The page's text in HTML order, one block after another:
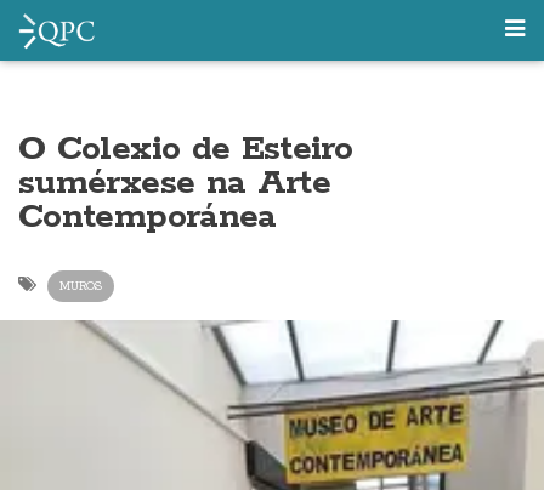
O Colexio de Esteiro
sumérxese na Arte
Contemporánea
MUROS